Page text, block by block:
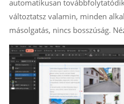
automatikusan
változtatsz valamin, minden
másolgatás, nincs bosszúság.